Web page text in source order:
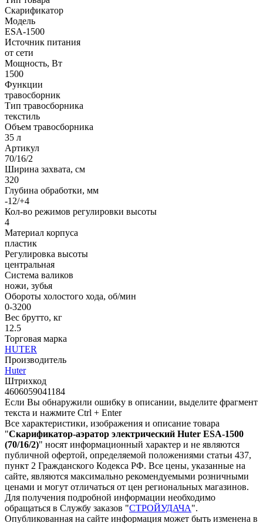
Скарификатор
Модель
ESA-1500
Источник питания
от сети
Мощность, Вт
1500
Функции
травосборник
Тип травосборника
текстиль
Объем травосборника
35 л
Артикул
70/16/2
Ширина захвата, см
320
Глубина обработки, мм
-12/+4
Кол-во режимов регулировки высоты
4
Материал корпуса
пластик
Регулировка высоты
центральная
Система валиков
ножи, зубья
Обороты холостого хода, об/мин
0-3200
Вес брутто, кг
12.5
Торговая марка
HUTER
Производитель
Huter
Штрихкод
4606059041184
Если Вы обнаружили ошибку в описании, выделите фрагмент
текста и нажмите Ctrl + Enter
Все характеристики, изображения и описание товара
"Скарификатор-аэратор электрический Huter ESA-1500
(70/16/2)" носят информационный характер и не являются
публичной офертой, определяемой положениями статьи 437,
пункт 2 Гражданского Кодекса РФ. Все цены, указанные на
сайте, являются максимально рекомендуемыми розничными
ценами и могут отличаться от цен региональных магазинов.
Для получения подробной информации необходимо
обращаться в Службу заказов "СТРОЙУДАЧА".
Опубликованная на сайте информация может быть изменена в